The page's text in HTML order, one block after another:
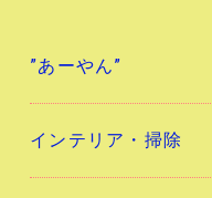
”あーやん”
インテリア・掃除